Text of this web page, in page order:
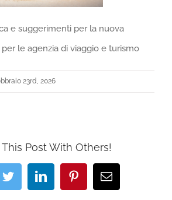
e suggerimenti per la nuova
per le agenzia di viaggio e turismo
23rd, 2026
Post With Others!
TwitterLinkedInPinterestEmail